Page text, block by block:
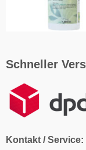
Schneller
Kontakt / Service: